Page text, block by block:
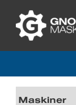
Maskiner